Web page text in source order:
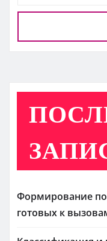
Формирование
готовых к